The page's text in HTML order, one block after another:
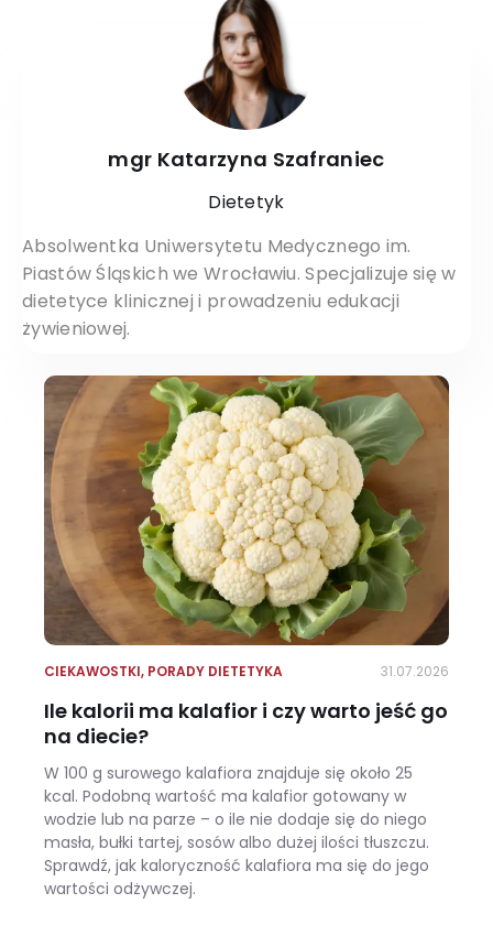
mgr Katarzyna Szafraniec
Dietetyk
Absolwentka Uniwersytetu Medycznego im.
Piastów Śląskich we Wrocławiu. Specjalizuje się w
dietetyce klinicznej i prowadzeniu edukacji
żywieniowej.
CIEKAWOSTKI, PORADY DIETETYKA 31.07.2026
Ile kalorii ma kalafior i czy warto jeść go
na diecie?
W 100 g surowego kalafiora znajduje się około 25
kcal. Podobną wartość ma kalafior gotowany w
wodzie lub na parze – o ile nie dodaje się do niego
masła, bułki tartej, sosów albo dużej ilości tłuszczu.
Sprawdź, jak kaloryczność kalafiora ma się do jego
wartości odżywczej.